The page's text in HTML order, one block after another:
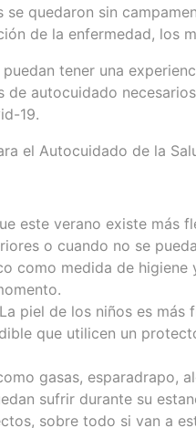
se quedaron sin
de la enfermedad, los
tener una
autocuidado
19.
el Autocuidado de la
este verano existe más
o cuando no se
como medida de
piel de los niños es
que utilicen un
gasas, esparadrapo,
sufrir durante su
sobre todo si van a